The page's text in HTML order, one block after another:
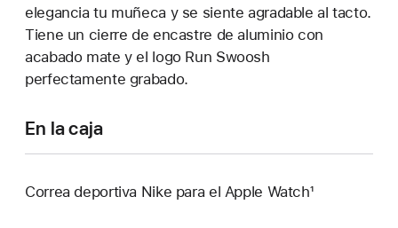
elegancia tu muñeca y se siente agradable al tacto.
Tiene un cierre de encastre de aluminio con
acabado mate y el logo Run Swoosh
perfectamente grabado.
En la caja
Correa deportiva Nike para el Apple Watch¹